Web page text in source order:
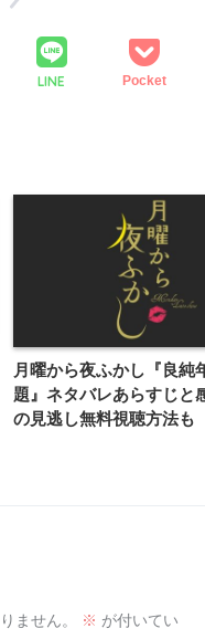
LINE Pocket
月曜から夜ふかし『良純
題』ネタバレあらすじと
の見逃し無料視聴方法も
ません。 ※ が付いてい